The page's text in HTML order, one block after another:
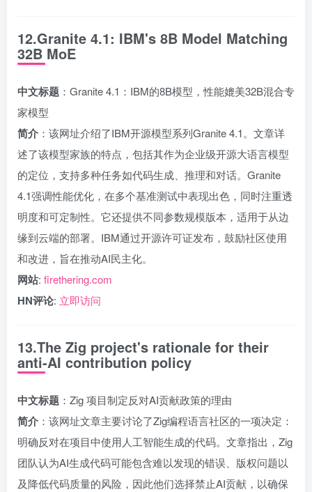
12.Granite 4.1: IBM's 8B Model Matching
32B MoE
中文标题 ：Granite 4.1：IBM的8B模型，性能媲美32B混合专
家模型
简介 ：该网址介绍了IBM开源模型系列Granite 4.1。文章详
述了该模型家族的特点，包括其作为企业级开源大语言模型
的定位，支持多种任务如代码生成、推理和对话。Granite
4.1强调性能优化，在多个基准测试中表现出色，同时注重透
明度和可定制性。它还提供不同参数规模版本，适用于从边
缘到云端的部署。IBM通过开源许可证发布，鼓励社区使用
和改进，旨在推动AI民主化。
网站: firethering.com
HN评论: 立即访问
13.The Zig project's rationale for their
anti-AI contribution policy
中文标题 ：Zig 项目制定反对AI贡献政策的理由
简介 ：该网址文章主要讨论了Zig编程语言社区的一项决定：
明确反对在项目中使用人工智能生成的代码。文章指出，Zig
团队认为AI生成代码可能包含难以发现的错误、版权问题以
及降低代码质量的风险，因此他们选择禁止AI贡献，以确保